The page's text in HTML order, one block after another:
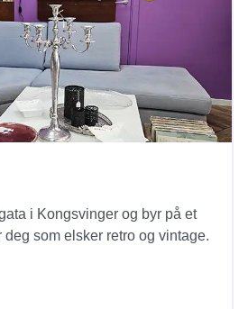
i Kongsvinger og byr på et
som elsker retro og vintage.